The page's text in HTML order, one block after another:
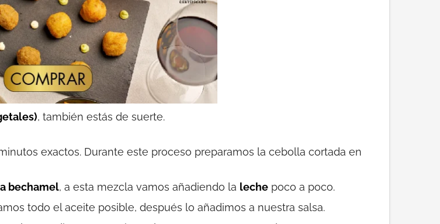
, también estás de suerte.
exactos. Durante este proceso preparamos la cebolla cortada en
bechamel, a esta mezcla vamos añadiendo la leche poco a poco.
todo el aceite posible, después lo añadimos a nuestra salsa.